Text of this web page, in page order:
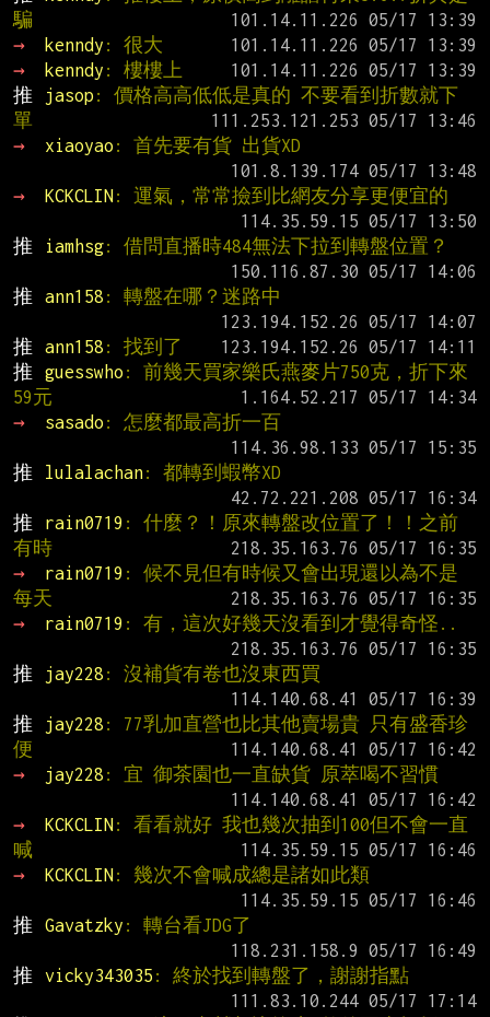
騙
→
kenndy : 很大
→
kenndy : 樓樓上
推
jasop : 價格高高低低是真的 不要看到折數就下
單
→
xiaoyao : 首先要有貨 出貨XD
→
KCKCLIN: 運氣，常常撿到比網友分享更便宜的
推
iamhsg: 借問直播時484無法下拉到轉盤位置？
推
ann158 : 轉盤在哪？迷路中
推
ann158 : 找到了
推
guesswho : 前幾天買家樂氏燕麥片750克，折下來
59元
→
sasado : 怎麼都最高折一百
推
lulalachan: 都轉到蝦幣XD
推
rain0719 : 什麼？！原來轉盤改位置了！！之前
有時
→
rain0719 : 候不見但有時候又會出現還以為不是
每天
→
rain0719 : 有，這次好幾天沒看到才覺得奇怪..
推
jay228 : 沒補貨有卷也沒東西買
推
jay228 : 77乳加直營也比其他賣場貴 只有盛香珍
便
→
jay228 : 宜 御茶園也一直缺貨 原萃喝不習慣
→
KCKCLIN: 看看就好 我也幾次抽到100但不會一直
喊
→
KCKCLIN: 幾次不會喊成總是諸如此類
推
Gavatzky : 轉台看JDG了
推
vicky343035 : 終於找到轉盤了，謝謝指點